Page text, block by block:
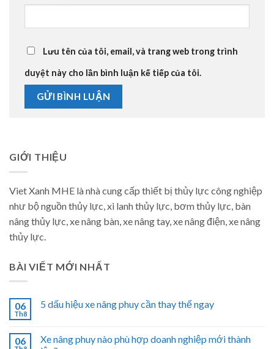
Lưu tên của tôi, email, và trang web trong trình
duyệt này cho lần bình luận kế tiếp của tôi.
GIỚI THIỆU
Viet Xanh MHE là nhà cung cấp thiết bị thủy lực công nghiệp
như bộ nguồn thủy lực, xi lanh thủy lực, bơm thủy lực, bàn
nâng thủy lực, xe nâng bàn, xe nâng tay, xe nâng điện, xe nâng
thủy lực.
BÀI VIẾT MỚI NHẤT
06
Th8
5 dấu hiệu xe nâng phuy cần thay thế ngay
06
Xe nâng phuy nào phù hợp doanh nghiệp mới thành